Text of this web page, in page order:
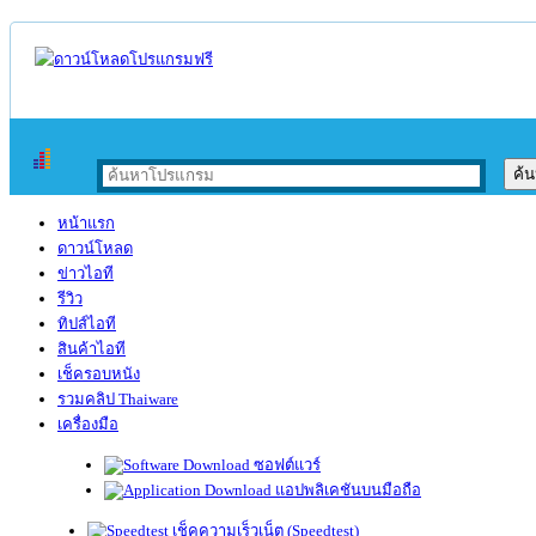
หน้าแรก
ดาวน์โหลด
ข่าวไอที
รีวิว
ทิปส์ไอที
สินค้าไอที
เช็ครอบหนัง
รวมคลิป Thaiware
เครื่องมือ
ซอฟต์แวร์
แอปพลิเคชันบนมือถือ
เช็คความเร็วเน็ต (Speedtest)